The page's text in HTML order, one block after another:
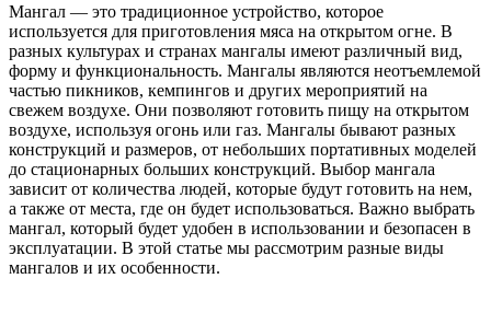
Мангал — это традиционное устройство, которое
используется для приготовления мяса на открытом огне. В
разных культурах и странах мангалы имеют различный вид,
форму и функциональность. Мангалы являются неотъемлемой
частью пикников, кемпингов и других мероприятий на
свежем воздухе. Они позволяют готовить пищу на открытом
воздухе, используя огонь или газ. Мангалы бывают разных
конструкций и размеров, от небольших портативных моделей
до стационарных больших конструкций. Выбор мангала
зависит от количества людей, которые будут готовить на нем,
а также от места, где он будет использоваться. Важно выбрать
мангал, который будет удобен в использовании и безопасен в
эксплуатации. В этой статье мы рассмотрим разные виды
мангалов и их особенности.